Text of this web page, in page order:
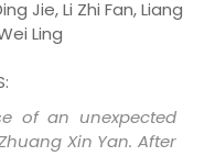
Jie, Li Zhi Fan, Liang
Ling
of an unexpected
Xin Yan. After